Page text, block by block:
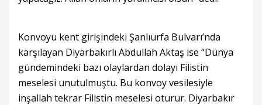
Konvoyu kent girişindeki Şanlıurfa Bulvarı’nda
karşılayan Diyarbakırlı Abdullah Aktaş ise “Dünya
gündemindeki bazı olaylardan dolayı Filistin
meselesi unutulmuştu. Bu konvoy vesilesiyle
inşallah tekrar Filistin meselesi oturur. Diyarbakır